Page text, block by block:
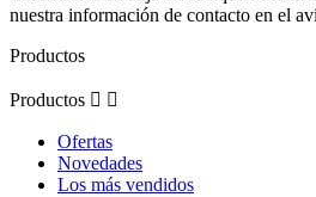
nuestra información de contacto en el
Productos
Productos  
Ofertas
Novedades
Los más vendidos